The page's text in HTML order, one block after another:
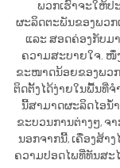
ພວກເຮົາຈະໃຫ້ປ
ຜະລິດຕະພັນຂອງພວກ
ແລະ ສອດຄ່ອງກັບມ
ຄວາມສະບາຍໃຈ. ໜຶ່
ຂະໜາດນ້ອຍຂອງພວ
ຕິດຕັ້ງໄດ້ງ່າຍໃນພື້ນທີ່
ນີ້ສາມາດຜະລິດໄອນ້
ຂະບວນການຕ່າງໆ, ຈ
ນອກຈາກນີ້, ເຄື່ອງສ້າ
ຄວາມປອດໄພທີ່ທັນສະ